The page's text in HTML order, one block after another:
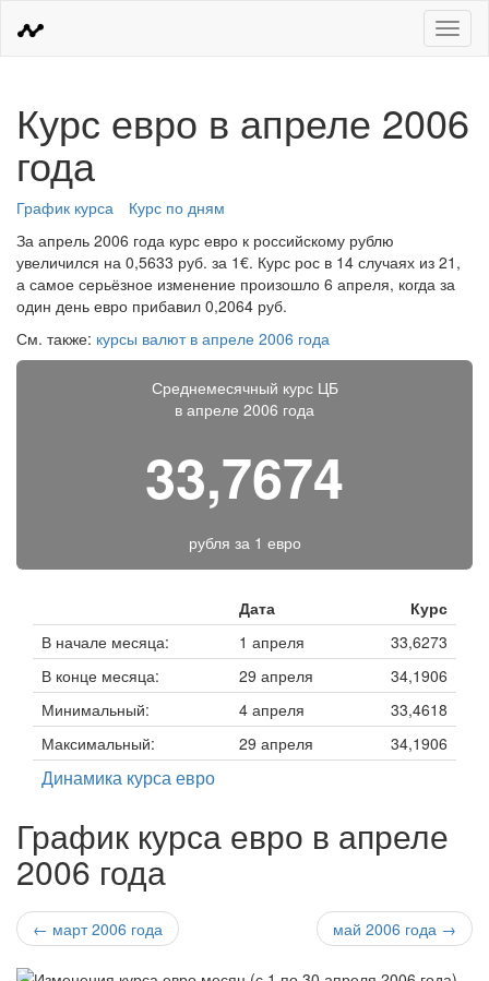
Меню
Курс евро в апреле 2006
года
График курса
Курс по дням
За апрель 2006 года курс евро к российскому рублю
увеличился на 0,5633 руб. за 1€. Курс рос в 14 случаях из 21,
а самое серьёзное изменение произошло 6 апреля, когда за
один день евро прибавил 0,2064 руб.
См. также: курсы валют в апреле 2006 года
Среднемесячный курс ЦБ
в апреле 2006 года
33,7674
рубля за 1 евро
Дата
Курс
В начале месяца:
1 апреля
33,6273
В конце месяца:
29 апреля
34,1906
Минимальный:
4 апреля
33,4618
Максимальный:
29 апреля 34,1906
Динамика курса евро
График курса евро в апреле
2006 года
← март 2006 года май 2006 года →